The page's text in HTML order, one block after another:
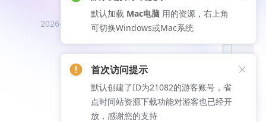
2026-08-06
推荐文
默认加载 Mac电脑 用的资源，右上角
可切换Windows或Mac系统
首次访问提示
默认创建了ID为21082的游客账号，省
点时间站资源下载功能对游客也已经开
放，感谢您的支持